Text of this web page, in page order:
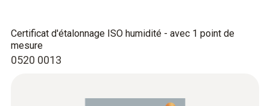
0520 0013
Certificat d'étalonnage ISO humidité - avec 1 point de
mesure